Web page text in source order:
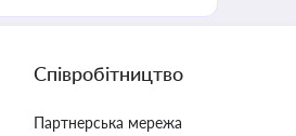
Співробітництво
Партнерська мережа